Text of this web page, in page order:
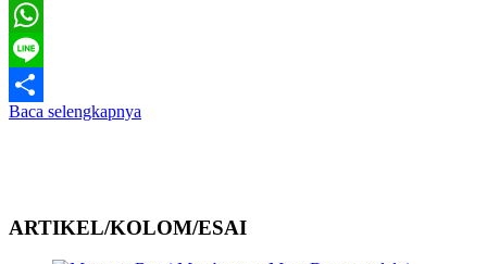
Telegram
WhatsApp
Line
Share
Baca selengkapnya
ARTIKEL/KOLOM/ESAI